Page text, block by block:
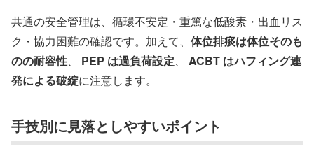
共通の安全管理は、循環不安定・重篤な低酸素・出血リス
ク・協力困難の確認です。加えて、 体位排痰は体位そのも
のの耐容性、 PEP は過負荷設定、
ACBT はハフィング連
発による破綻に注意します。
手技別に見落としやすいポイント